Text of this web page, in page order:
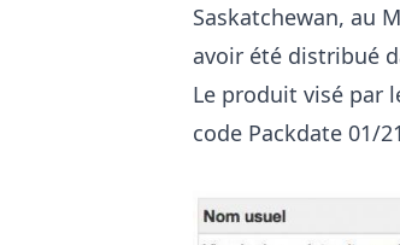
Saskatchewan, au
avoir été distribué
Le produit visé par
code Packdate 01/